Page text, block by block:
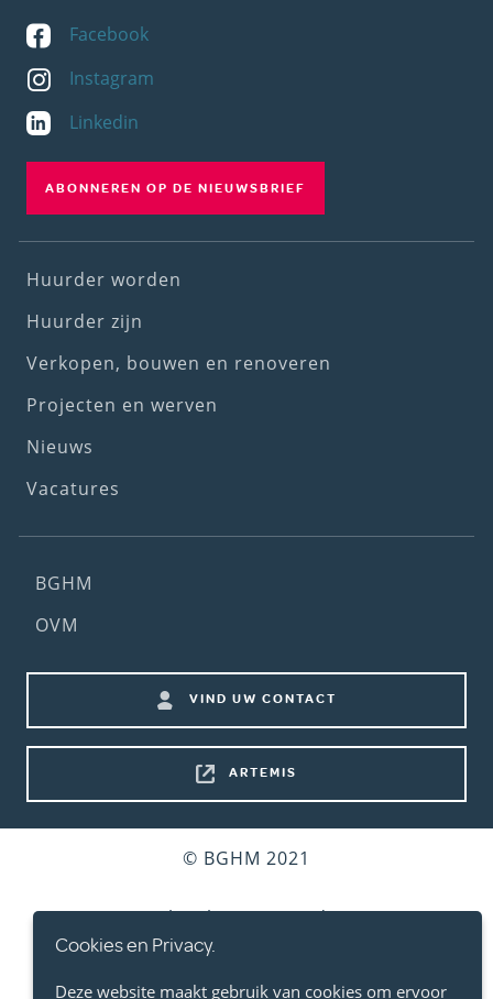
Facebook
Instagram
Linkedin
ABONNEREN OP DE NIEUWSBRIEF
Footer
(1st
menu)
Huurder worden
Huurder zijn
Verkopen, bouwen en renoveren
Projecten en werven
Nieuws
Vacatures
Footer
(2nd
BGHM
OVM
shortcuts
VIND UW CONTACT
ARTEMIS
© BGHM 2021
Gebruiksvoorwaarden
Cookies en Privacy.
Deze website maakt gebruik van cookies om ervoor